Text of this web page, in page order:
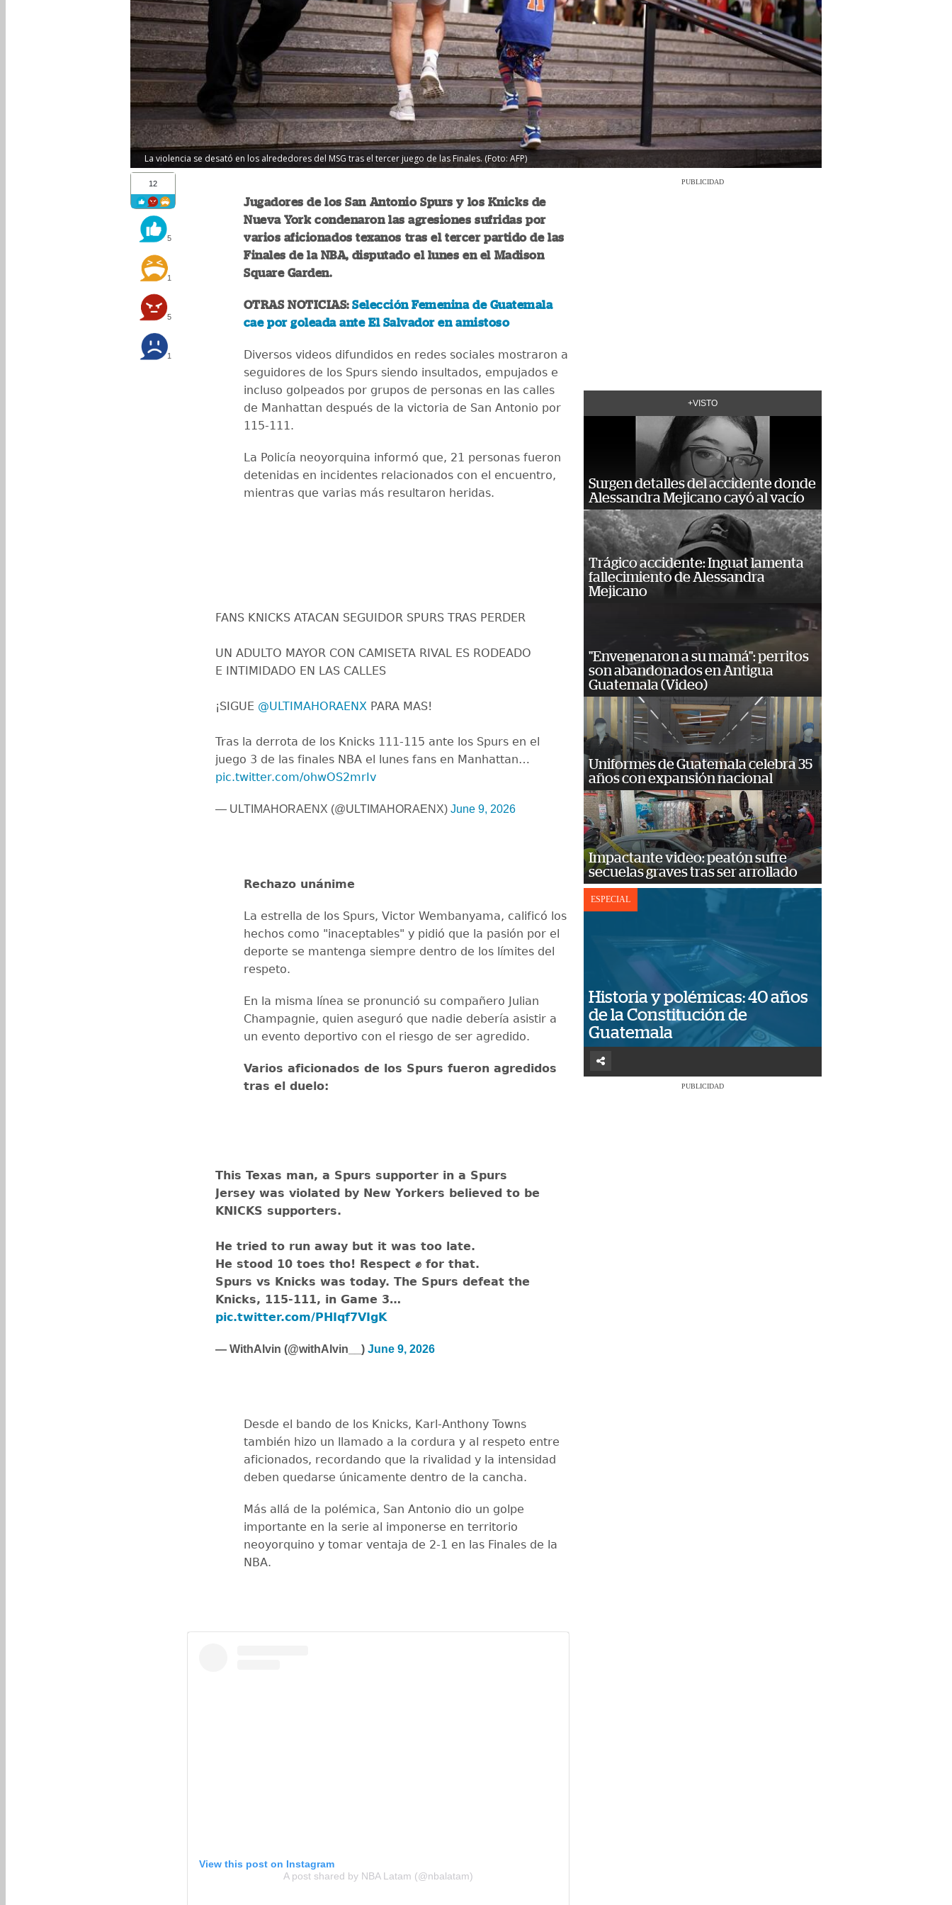
La violencia se desató en los alrededores del MSG tras el tercer juego de las Finales. (Foto: AFP)
12
5
1
5
1
Jugadores de los San Antonio Spurs y los Knicks de
Nueva York condenaron las agresiones sufridas por
varios aficionados texanos tras el tercer partido de las
Finales de la NBA, disputado el lunes en el Madison
Square Garden.
OTRAS NOTICIAS:Selección Femenina de Guatemala
cae por goleada ante El Salvador en amistoso
Diversos videos difundidos en redes sociales mostraron a
seguidores de los Spurs siendo insultados, empujados e
incluso golpeados por grupos de personas en las calles
de Manhattan después de la victoria de San Antonio por
115-111.
La Policía neoyorquina informó que, 21 personas fueron
detenidas en incidentes relacionados con el encuentro,
mientras que varias más resultaron heridas.
FANS KNICKS ATACAN SEGUIDOR SPURS TRAS PERDER
UN ADULTO MAYOR CON CAMISETA RIVAL ES RODEADO
E INTIMIDADO EN LAS CALLES
¡SIGUE @ULTIMAHORAENX PARA MAS!
Tras la derrota de los Knicks 111-115 ante los Spurs en el
juego 3 de las finales NBA el lunes fans en Manhattan…
pic.twitter.com/ohwOS2mrIv
— ULTIMAHORAENX (@ULTIMAHORAENX) June 9, 2026
Rechazo unánime
La estrella de los Spurs, Victor Wembanyama, calificó los
hechos como "inaceptables" y pidió que la pasión por el
deporte se mantenga siempre dentro de los límites del
respeto.
En la misma línea se pronunció su compañero Julian
Champagnie, quien aseguró que nadie debería asistir a
un evento deportivo con el riesgo de ser agredido.
Varios aficionados de los Spurs fueron agredidos
tras el duelo:
This Texas man, a Spurs supporter in a Spurs
Jersey was violated by New Yorkers believed to be
KNICKS supporters.
He tried to run away but it was too late.
He stood 10 toes tho! Respect ✊ for that.
Spurs vs Knicks was today. The Spurs defeat the
Knicks, 115-111, in Game 3…
pic.twitter.com/PHIqf7VIgK
— WithAlvin (@withAlvin__) June 9, 2026
Desde el bando de los Knicks, Karl-Anthony Towns
también hizo un llamado a la cordura y al respeto entre
aficionados, recordando que la rivalidad y la intensidad
deben quedarse únicamente dentro de la cancha.
Más allá de la polémica, San Antonio dio un golpe
importante en la serie al imponerse en territorio
neoyorquino y tomar ventaja de 2-1 en las Finales de la
NBA.
View this post on Instagram
A post shared by NBA Latam (@nbalatam)
PUBLICIDAD
+VISTO
Surgen detalles del accidente donde
Alessandra Mejicano cayó al vacío
Trágico accidente: Inguat lamenta
fallecimiento de Alessandra
Mejicano
"Envenenaron a su mamá": perritos
son abandonados en Antigua
Guatemala (Video)
Uniformes de Guatemala celebra 35
años con expansión nacional
Impactante video: peatón sufre
secuelas graves tras ser arrollado
ESPECIAL
Historia y polémicas: 40 años
de la Constitución de
Guatemala
PUBLICIDAD